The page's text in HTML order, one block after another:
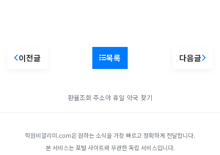
이전글 목록 다음글
환율조회 주소야 휴일 약국 찾기
학원비알리미.com은 원하는 소식을 가장 빠르고 정확하게 전달합니다.
본 서비스는 포털 사이트와 무관한 독립 서비스입니다.